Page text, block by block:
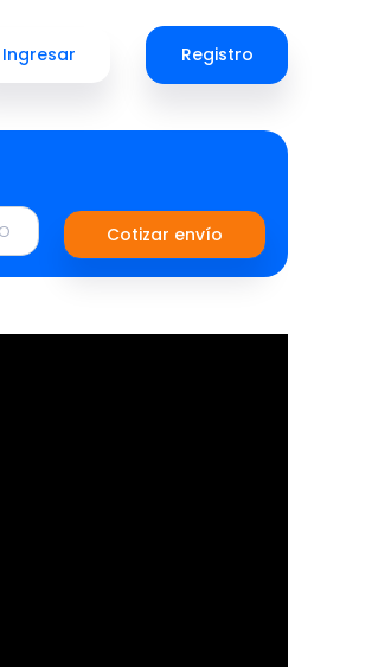
Ingresar Registro
Cotizar envío